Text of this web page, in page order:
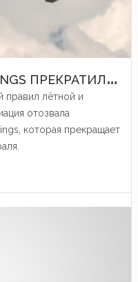
А
ВИАКОМПАНИЯ RED WINGS ПРЕКРАТИЛА ПОЛЕТЫ
правил лётной и
отозвала
которая прекращает